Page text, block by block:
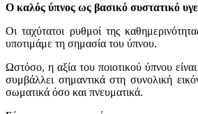
Ο καλός ύπνος ως βασικό συστατικό υ
Οι ταχύτατοι ρυθμοί της
υποτιμάμε τη σημασία του ύπνου.
Ωστόσο, η αξία του ποιοτικού ύπνου
συμβάλλει σημαντικά στη συνολική
σωματικά όσο και πνευματικά.